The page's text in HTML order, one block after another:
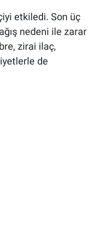
etkiledi. Son üç
nedeni ile zarar
zirai ilaç,
de